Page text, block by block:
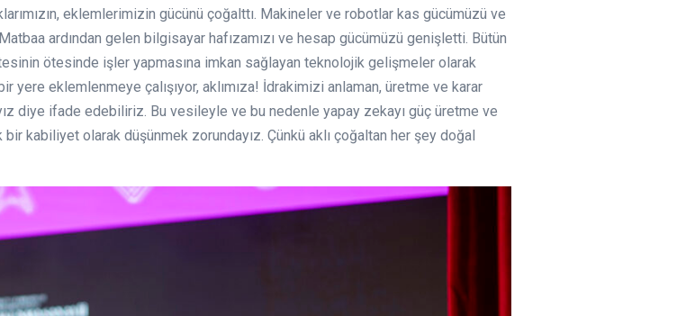
eklemlerimizin gücünü çoğalttı. Makineler ve robotlar kas gücümüzü ve
ardından gelen bilgisayar hafızamızı ve hesap gücümüzü genişletti. Bütün
ötesinde işler yapmasına imkan sağlayan teknolojik gelişmeler olarak
eklemlenmeye çalışıyor, aklımıza! İdrakimizi anlaman, üretme ve karar
diye ifade edebiliriz. Bu vesileyle ve bu nedenle yapay zekayı güç üretme ve
kabiliyet olarak düşünmek zorundayız. Çünkü aklı çoğaltan her şey doğal